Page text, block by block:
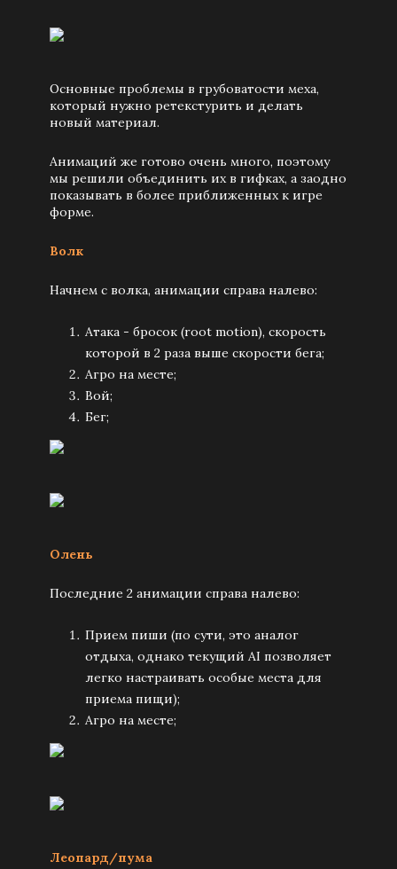
Основные проблемы в грубоватости меха,
который нужно ретекстурить и делать
новый материал.
Анимаций же готово очень много, поэтому
мы решили объединить их в гифках, а заодно
показывать в более приближенных к игре
форме.
Волк
Начнем с волка, анимации справа налево:
Атака - бросок (root motion), скорость
которой в 2 раза выше скорости бега;
Агро на месте;
Вой;
Бег;
Олень
Последние 2 анимации справа налево:
Прием пиши (по сути, это аналог
отдыха, однако текущий AI позволяет
легко настраивать особые места для
приема пищи);
Агро на месте;
Леопард/пума